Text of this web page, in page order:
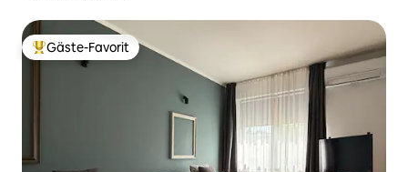
Beliebter Gäste-Favorit.
Gäste-Favorit